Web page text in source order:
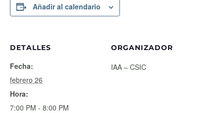
Añadir al calendario
DETALLES
Fecha:
febrero 26
Hora:
7:00 PM - 8:00 PM
ORGANIZADOR
IAA – CSIC